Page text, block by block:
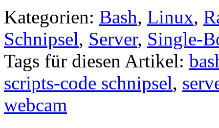
Kategorien: Bash, Linux,
Schnipsel, Server, Single-
Tags für diesen Artikel:
scripts-code schnipsel,
webcam